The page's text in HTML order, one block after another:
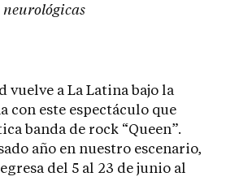
neurológicas
vuelve a La Latina bajo la
con este espectáculo que
banda de rock “Queen”.
año en nuestro escenario,
del 5 al 23 de junio al